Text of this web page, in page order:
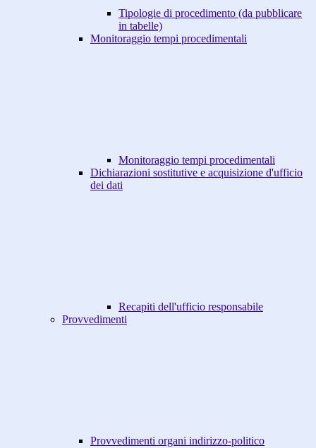
Tipologie di procedimento (da pubblicare
in tabelle)
Monitoraggio tempi procedimentali
Monitoraggio tempi procedimentali
Dichiarazioni sostitutive e acquisizione d'ufficio
dei dati
Recapiti dell'ufficio responsabile
Provvedimenti
Provvedimenti organi indirizzo-politico